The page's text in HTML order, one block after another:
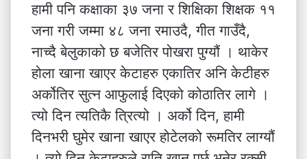
हामी पनि कक्षाका ३७ जना र शिक्षिका शिक्षक ११
जना गरी जम्मा ४८ जना रमाउदै, गीत गाउँदै,
नाच्दै बेलुकाको छ बजेतिर पोखरा पुग्यौं । थाकेर
होला खाना खाएर केटाहरु एकातिर अनि केटीहरु
अर्कोतिर सुत्न आफुलाई दिएको कोठातिर लागे ।
त्यो दिन त्यतिकै त्रित्यो । अर्को दिन, हामी
दिनभरी घुमेर खाना खाएर होटेलको रूमतिर लाग्यौं